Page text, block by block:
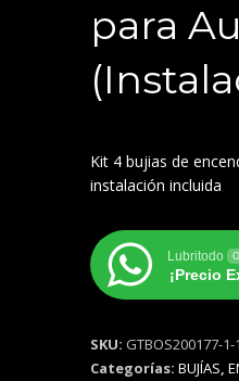
para
Kit 4 bujias de
instalación incluida
Lubritodo
¡Precio
SKU: GTBOS200177-1-1
Categorías: BUJÍAS,